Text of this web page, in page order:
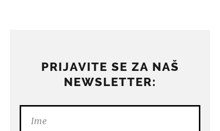
PRIJAVITE SE ZA NAŠ
NEWSLETTER: